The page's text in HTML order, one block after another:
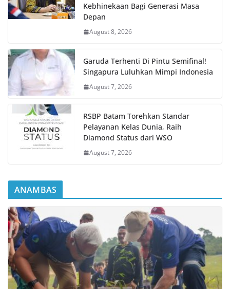
Kebhinekaan Bagi Generasi Masa
Depan
August 8, 2026
Garuda Terhenti Di Pintu Semifinal!
Singapura Luluhkan Mimpi Indonesia
August 7, 2026
RSBP Batam Torehkan Standar
Pelayanan Kelas Dunia, Raih
Diamond Status dari WSO
August 7, 2026
ANAMBAS